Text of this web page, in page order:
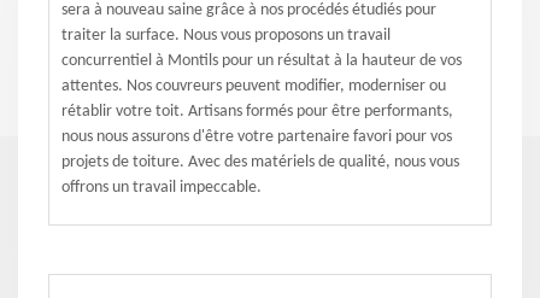
sera à nouveau saine grâce à nos procédés étudiés pour
traiter la surface. Nous vous proposons un travail
concurrentiel à Montils pour un résultat à la hauteur de vos
attentes. Nos couvreurs peuvent modifier, moderniser ou
rétablir votre toit. Artisans formés pour être performants,
nous nous assurons d'être votre partenaire favori pour vos
projets de toiture. Avec des matériels de qualité, nous vous
offrons un travail impeccable.